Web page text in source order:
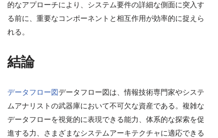
的なアプローチにより、システム要件の詳細な側面に突入す
る前に、重要なコンポーネントと相互作用が効率的に捉えら
れる。
結論
データフロー図データフロー図は、情報技術専門家やシステ
ムアナリストの武器庫において不可欠な資産である。複雑な
データフローを視覚的に表現できる能力、体系的な探索を促
進する力、さまざまなシステムアーキテクチャに適応できる